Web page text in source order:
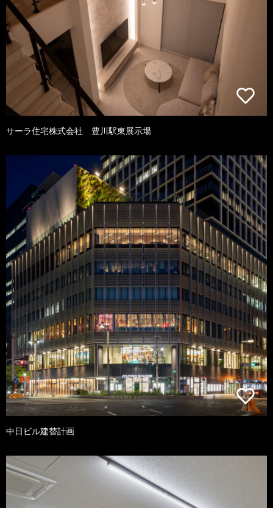
サーラ住宅株式会社 豊川駅東展示場
中日ビル建替計画